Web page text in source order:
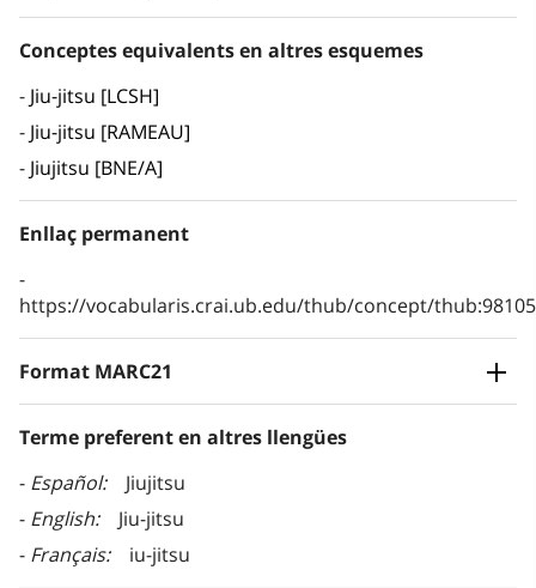
Conceptes equivalents en altres esquemes
Jiu-jitsu [LCSH]
Jiu-jitsu [RAMEAU]
Jiujitsu [BNE/A]
Enllaç permanent
https://vocabularis.crai.ub.edu/thub/concept/
Format MARC21
Terme preferent en altres llengües
Español
Jiujitsu
English
Jiu-jitsu
Français
iu-jitsu